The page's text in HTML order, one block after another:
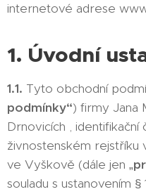
internetové adrese
1. Úvodní
1.1. Tyto obchodní
podmínky“) firmy Jana
Drnovicích , identifikační
živnostenském rejstříku
ve Vyškově (dále jen „
souladu s ustanovením §